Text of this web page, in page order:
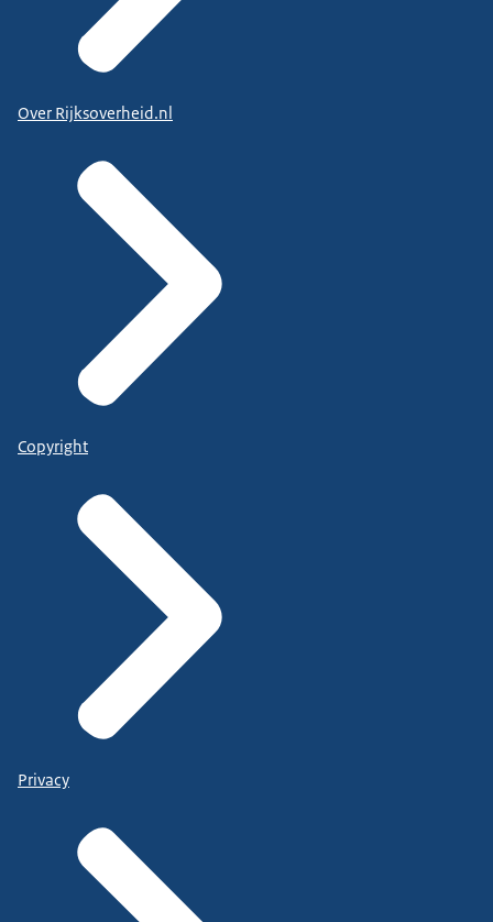
Over Rijksoverheid.nl
Copyright
Privacy